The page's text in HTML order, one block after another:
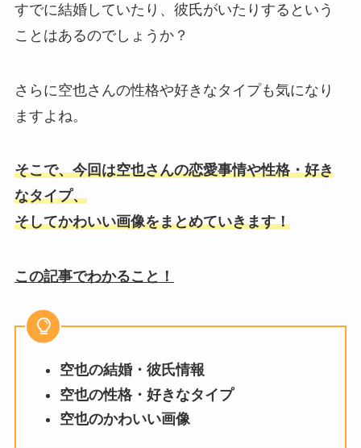
すでに結婚していたり、彼氏がいたりするという
ことはあるのでしょうか？
さらに空也さんの性格や好きなタイプも気になり
ますよね。
そこで、今回は空也さんの恋愛事情や性格・好き
なタイプ、
そしてかわいい画像をまとめていきます！
この記事でわかること！
空也の結婚・彼氏情報
空也の性格・好きなタイプ
空也のかわいい画像